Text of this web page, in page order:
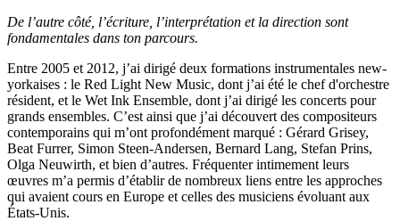
De l’autre côté, l’écriture, l’interprétation et la direction sont
fondamentales dans ton parcours.
Entre 2005 et 2012, j’ai dirigé deux formations instrumentales new-
yorkaises : le Red Light New Music, dont j’ai été le chef d'orchestre
résident, et le Wet Ink Ensemble, dont j’ai dirigé les concerts pour
grands ensembles. C’est ainsi que j’ai découvert des compositeurs
contemporains qui m’ont profondément marqué : Gérard Grisey,
Beat Furrer, Simon Steen-Andersen, Bernard Lang, Stefan Prins,
Olga Neuwirth, et bien d’autres. Fréquenter intimement leurs
œuvres m’a permis d’établir de nombreux liens entre les approches
qui avaient cours en Europe et celles des musiciens évoluant aux
États-Unis.